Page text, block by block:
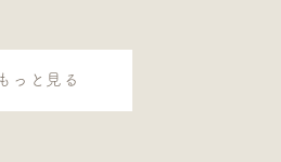
もっと見る